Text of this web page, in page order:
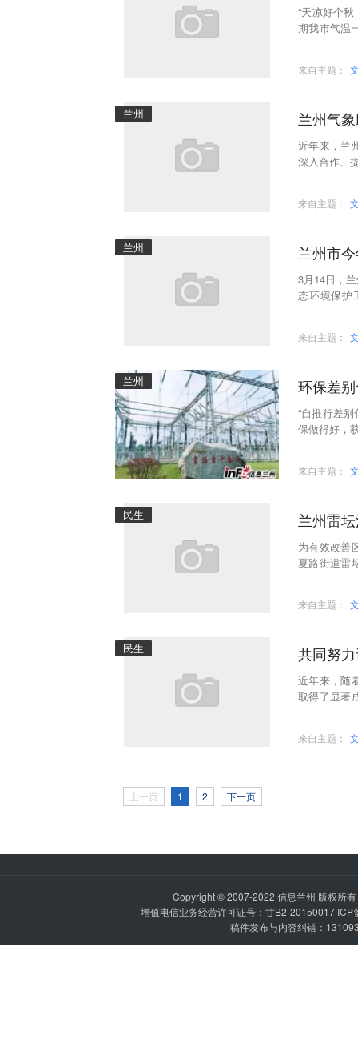
“天凉好个
期我市气温
来自主题：
兰州 兰州气
近年来，兰
深入合作、
来自主题：
兰州 兰州市
3月14日，
态环境保护
来自主题：
兰州 环保差
“自推行差
保做得好，
来自主题：
民生 兰州雷
为有效改善
夏路街道雷
来自主题：
民生 共同努
近年来，随
取得了显著
来自主题：
上一页 1 2 下一页
Copyright © 2007-2022 信息兰州 版权所
增值电信业务经营许可证号：甘B2-20150017 ICP
稿件发布与内容纠错：